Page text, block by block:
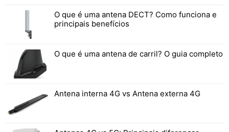
O que é uma antena DECT? Como funciona e
principais benefícios
O que é uma antena de carril? O guia completo
Antena interna 4G vs Antena externa 4G